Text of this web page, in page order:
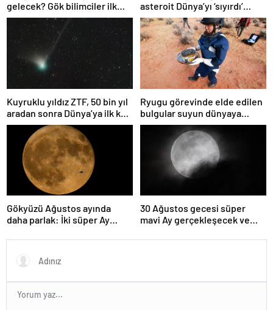
gelecek? Gök bilimciler ilk
kez sönen yıldızın gezegeni
yutmasına tanık oldu
asteroit Dünya’yı ‘sıyırdı’
geçti
Kuyruklu yıldız ZTF, 50 bin yıl
aradan sonra Dünya’ya ilk kez
çok yaklaşacak
Ryugu görevinde elde edilen
bulgular suyun dünyaya
asteroitlerce getirilmiş
olabileceğini gösteriyor
Gökyüzü Ağustos ayında
daha parlak: İki süper Ay
30 Ağustos gecesi süper
mavi Ay gerçekleşecek ve
olacak